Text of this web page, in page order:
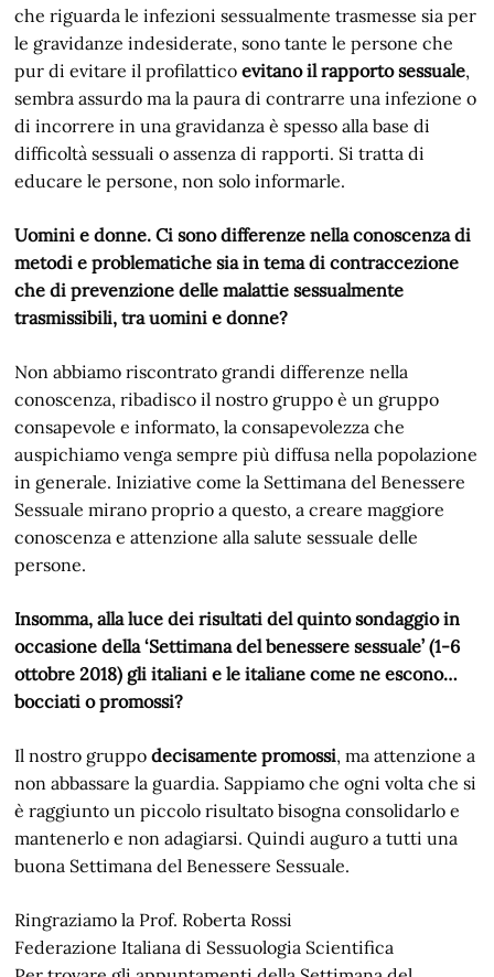
che riguarda le infezioni sessualmente trasmesse sia per
le gravidanze indesiderate, sono tante le persone che
pur di evitare il profilatticoevitano il rapporto sessuale,
sembra assurdo ma la paura di contrarre una infezione o
di incorrere in una gravidanza è spesso alla base di
difficoltà sessuali o assenza di rapporti. Si tratta di
educare le persone, non solo informarle.
Uomini e donne. Ci sono differenze nella conoscenza di
metodi e problematiche sia in tema di contraccezione
che di prevenzione delle malattie sessualmente
trasmissibili, tra uomini e donne?
Non abbiamo riscontrato grandi differenze nella
conoscenza, ribadisco il nostro gruppo è un gruppo
consapevole e informato, la consapevolezza che
auspichiamo venga sempre più diffusa nella popolazione
in generale. Iniziative come la Settimana del Benessere
Sessuale mirano proprio a questo, a creare maggiore
conoscenza e attenzione alla salute sessuale delle
persone.
Insomma, alla luce dei risultati del quinto sondaggio in
occasione della ‘Settimana del benessere sessuale’ (1-6
ottobre 2018) gli italiani e le italiane come ne escono…
bocciati o promossi?
Il nostro gruppodecisamente promossi, ma attenzione a
non abbassare la guardia. Sappiamo che ogni volta che si
è raggiunto un piccolo risultato bisogna consolidarlo e
mantenerlo e non adagiarsi. Quindi auguro a tutti una
buona Settimana del Benessere Sessuale.
Ringraziamo la Prof. Roberta Rossi
Federazione Italiana di Sessuologia Scientifica